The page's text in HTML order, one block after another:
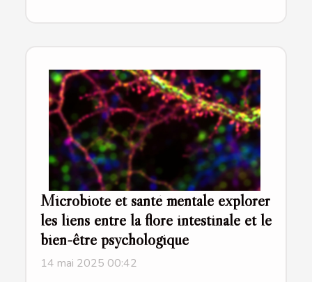
Microbiote et santé mentale explorer
les liens entre la flore intestinale et le
bien-être psychologique
14 mai 2025 00:42